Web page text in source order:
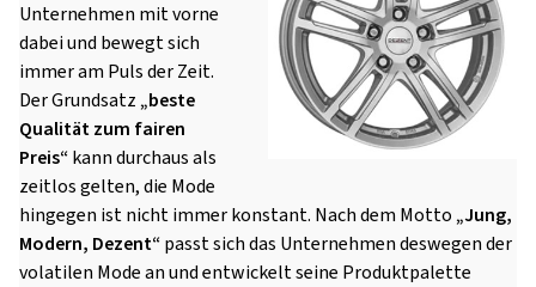
Unternehmen mit vorne
dabei und bewegt sich
immer am Puls der Zeit.
Der Grundsatz„beste
Qualität zum fairen
Preis“kann durchaus als
zeitlos gelten, die Mode
hingegen ist nicht immer konstant. Nach dem Motto„Jung,
Modern, Dezent“passt sich das Unternehmen deswegen der
volatilen Mode an und entwickelt seine Produktpalette